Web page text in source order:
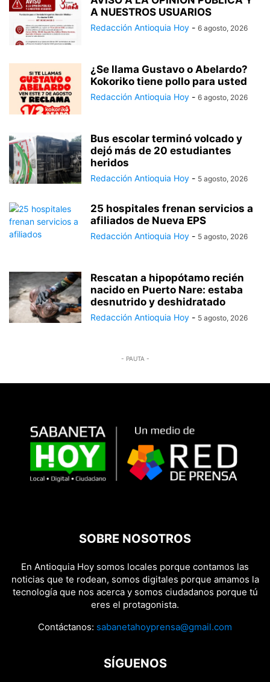
A NUESTROS USUARIOS
Redacción Antioquia Hoy - 6 agosto, 2026
¿Se llama Gustavo o Abelardo?
Kokoriko tiene pollo para usted
Redacción Antioquia Hoy - 6 agosto, 2026
Bus escolar terminó volcado y
dejó más de 20 estudiantes
heridos
Redacción Antioquia Hoy - 5 agosto, 2026
25 hospitales frenan servicios a
afiliados de Nueva EPS
Redacción Antioquia Hoy - 5 agosto, 2026
Rescatan a hipopótamo recién
nacido en Puerto Nare: estaba
desnutrido y deshidratado
Redacción Antioquia Hoy - 5 agosto, 2026
- PAUTA -
SOBRE NOSOTROS
En Antioquia Hoy somos locales porque contamos las
noticias que te rodean, somos digitales porque amamos la
tecnología que nos acerca y somos ciudadanos porque tú
eres el protagonista.
Contáctanos: sabanetahoyprensa@gmail.com
SÍGUENOS